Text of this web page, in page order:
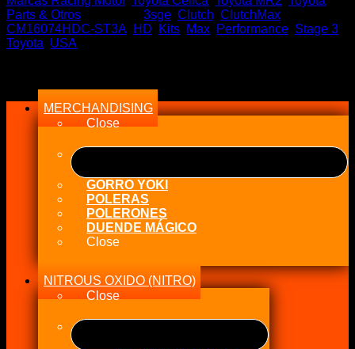
Parts & Otros
3sge Clutch ClutchMax
CM16074HDC-ST3A HD Kits Max Performance Stage 3
Toyota USA
MERCHANDISING
Close
GORRO YOKI
POLERAS
POLERONES
DUENDE MÁGICO
Close
NITROUS OXIDO (NITRO)
Close